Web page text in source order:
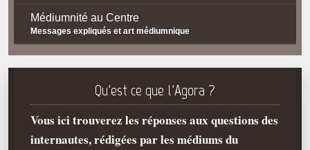
Médiumnité au Centre
Messages expliqués et art médiumnique
Contact / Accès
Plan d'accès
Spiritisme
Qu'est ce que l'Agora ?
Vous ici trouverez les réponses aux questions des
internautes, rédigées par les médiums du